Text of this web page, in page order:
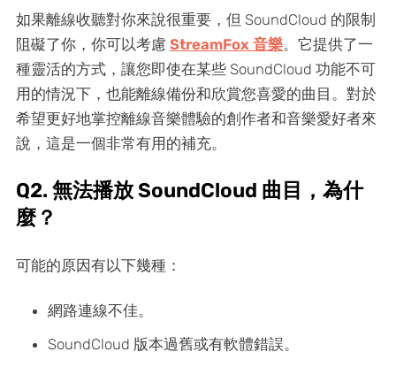
如果離線收聽對你來說很重要，但 SoundCloud 的限制
阻礙了你，你可以考慮 StreamFox 音樂。它提供了一
種靈活的方式，讓您即使在某些 SoundCloud 功能不可
用的情況下，也能離線備份和欣賞您喜愛的曲目。對於
希望更好地掌控離線音樂體驗的創作者和音樂愛好者來
說，這是一個非常有用的補充。
Q2. 無法播放 SoundCloud 曲目，為什
麼？
可能的原因有以下幾種：
網路連線不佳。
SoundCloud 版本過舊或有軟體錯誤。